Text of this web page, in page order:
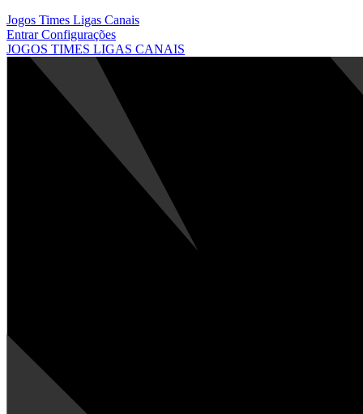
Jogos Times Ligas Canais
EntrarConfigurações
JOGOS TIMES LIGAS CANAIS